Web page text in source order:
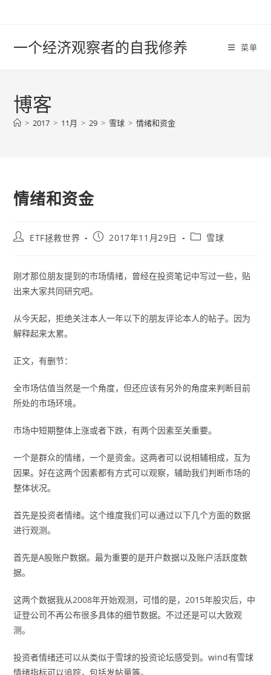
一个经济观察者的自我修养 菜单
博客
> 2017 > 11月 > 29 > 雪球 > 情绪和资金
情绪和资金
PostETF拯救世界
Post2017年11月29日
Post雪球
刚才那位朋友提到的市场情绪，曾经在投资笔记中写过一些，贴
出来大家共同研究吧。
从今天起，拒绝关注本人一年以下的朋友评论本人的帖子。因为
解释起来太累。
正文，有删节：
全市场估值当然是一个角度，但还应该有另外的角度来判断目前
所处的市场环境。
市场中短期整体上涨或者下跌，有两个因素至关重要。
一个是群众的情绪，一个是资金。这两者可以说相辅相成，互为
因果。好在这两个因素都有方式可以观察，辅助我们判断市场的
整体状况。
首先是投资者情绪。这个维度我们可以通过以下几个方面的数据
进行观测。
首先是A股账户数据。最为重要的是开户数据以及账户活跃度数
据。
这两个数据我从2008年开始观测，可惜的是，2015年股灾后，中
证登公司不再公布很多具体的细节数据。不过还是可以大致观
测。
投资者情绪还可以从类似于雪球的投资论坛感受到。wind有雪球
情绪指标可以追踪，包括发帖量等。